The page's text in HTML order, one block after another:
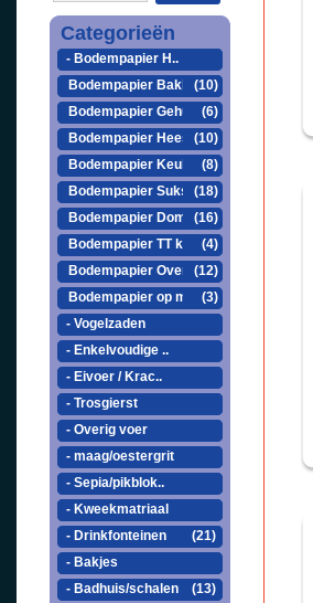
Categorieën
- Bodempapier H..
Bodempapier Bakke..(10)
Bodempapier Gehu ..
(6)
Bodempapier Heesa..(10)
Bodempapier Keule..
(8)
Bodempapier Sukse..(18)
Bodempapier Domus..(16)
Bodempapier TT kooi (4)
Bodempapier Overige(12)
Bodempapier op maat(3)
- Vogelzaden
- Enkelvoudige ..
- Eivoer / Krac..
- Trosgierst
- Overig voer
- maag/oestergrit
- Sepia/pikblok..
- Kweekmatriaal
- Drinkfonteinen
(21)
- Bakjes
- Badhuis/schalen
(13)